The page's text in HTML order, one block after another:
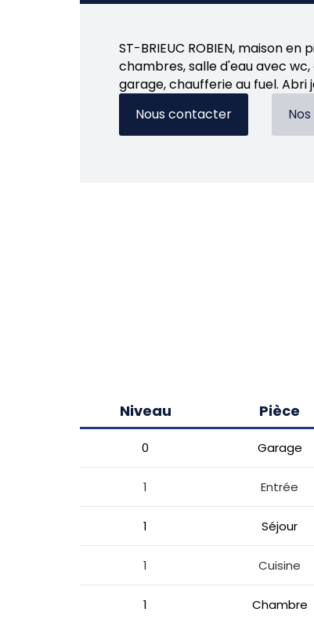
ST-BRIEUC ROBIEN, maison
chambres, salle d'eau avec
garage, chaufferie au fuel. Abri
Nous contacter
Niveau Pièce
0 Garage
1 Entrée
1 Séjour
1 Cuisine
1 Chambre